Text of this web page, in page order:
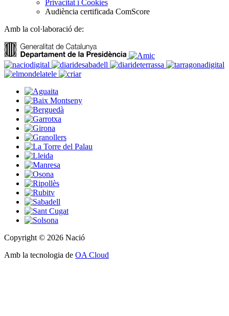
Privacitat i Cookies
Audiència certificada ComScore
Amb la col·laboració de:
Copyright © 2026 Nació
Amb la tecnologia de OA Cloud